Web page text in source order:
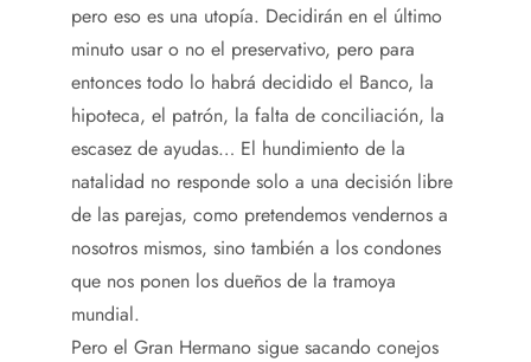
pero eso es una utopía. Decidirán en el último
minuto usar o no el preservativo, pero para
entonces todo lo habrá decidido el Banco, la
hipoteca, el patrón, la falta de conciliación, la
escasez de ayudas… El hundimiento de la
natalidad no responde solo a una decisión libre
de las parejas, como pretendemos vendernos a
nosotros mismos, sino también a los condones
que nos ponen los dueños de la tramoya
mundial.
Pero el Gran Hermano sigue sacando conejos